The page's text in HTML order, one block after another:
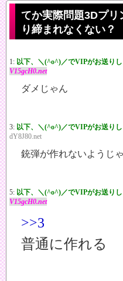
てか実際問題3Dプリ
り締まれなくない？
1: 以下、＼(^o^)／でVIPがお送り
V15gcH0.net
ダメじゃん
3: 以下、＼(^o^)／でVIPがお送り
dY8J80.net
銃弾が作れないようじ
5: 以下、＼(^o^)／でVIPがお送り
V15gcH0.net
>>3
普通に作れる